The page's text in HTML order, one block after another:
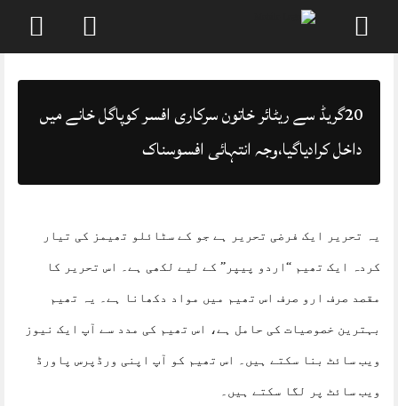
content
20گریڈ سے ریٹائر خاتون سرکاری افسر کوپاگل خانے میں
داخل کرادیاگیا،وجہ انتہائی افسوسناک
یہ تحریر ایک فرضی تحریر ہے جو کے سٹائلو تھیمز کی تیار
کردہ ایک تھیم “اردو پیپر” کے لیے لکھی ہے۔ اس تحریر کا
مقصد صرف ارو صرف اس تھیم میں مواد دکھانا ہے۔ یہ تھیم
بہترین خصوصیات کی حامل ہے، اس تھیم کی مدد سے آپ ایک نیوز
ویب سائٹ بنا سکتے ہیں۔ اس تھیم کو آپ اپنی ورڈپرس پاورڈ
ویب سائٹ پر لگا سکتے ہیں۔